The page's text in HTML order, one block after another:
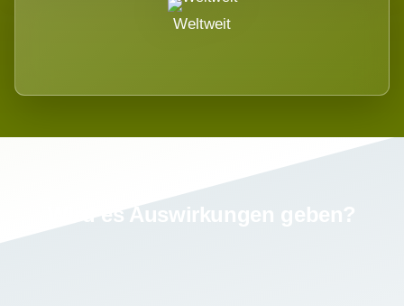
Weltweit
Wird es Auswirkungen geben?